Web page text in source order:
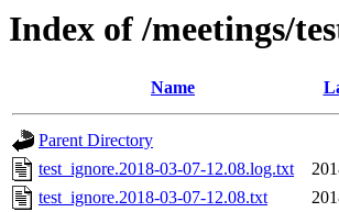
Index of /meetings/
Name
Parent Directory
test_ignore.2018-03-07-12.08.log.txt
test_ignore.2018-03-07-12.08.txt